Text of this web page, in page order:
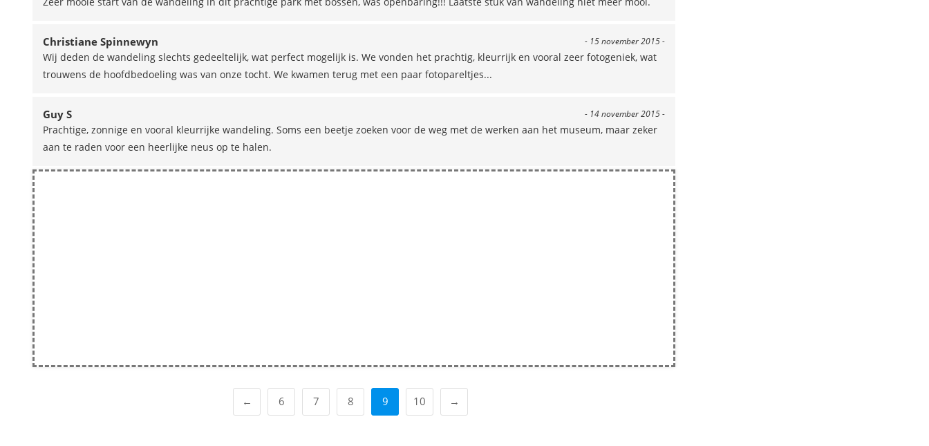
- 15 november 2015 -
Christiane Spinnewyn
Wij deden de wandeling slechts gedeeltelijk, wat perfect mogelijk is. We vonden het prachtig, kleurrijk en vooral zeer fotogeniek, wat
trouwens de hoofdbedoeling was van onze tocht. We kwamen terug met een paar fotopareltjes...
- 14 november 2015 -
Guy S
Prachtige, zonnige en vooral kleurrijke wandeling. Soms een beetje zoeken voor de weg met de werken aan het museum, maar zeker
aan te raden voor een heerlijke neus op te halen.
← 6 7 8 9 10 →